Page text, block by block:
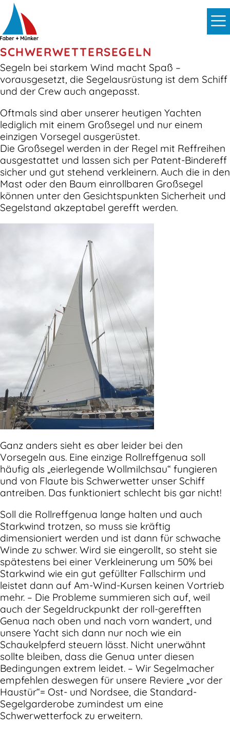
SCHWERWETTERSEGELN
Segeln bei starkem Wind macht Spaß –
vorausgesetzt, die Segelausrüstung ist dem Schiff
und der Crew auch angepasst.
Oftmals sind aber unserer heutigen Yachten
lediglich mit einem Großsegel und nur einem
einzigen Vorsegel ausgerüstet.
Die Großsegel werden in der Regel mit Reffreihen
ausgestattet und lassen sich per Patent-Bindereff
sicher und gut stehend verkleinern. Auch die in den
Mast oder den Baum einrollbaren Großsegel
können unter den Gesichtspunkten Sicherheit und
Segelstand akzeptabel gerefft werden.
Ganz anders sieht es aber leider bei den
Vorsegeln aus. Eine einzige Rollreffgenua soll
häufig als „eierlegende Wollmilchsau“ fungieren
und von Flaute bis Schwerwetter unser Schiff
antreiben. Das funktioniert schlecht bis gar nicht!
Soll die Rollreffgenua lange halten und auch
Starkwind trotzen, so muss sie kräftig
dimensioniert werden und ist dann für schwache
Winde zu schwer. Wird sie eingerollt, so steht sie
spätestens bei einer Verkleinerung um 50% bei
Starkwind wie ein gut gefüllter Fallschirm und
leistet dann auf Am-Wind-Kursen keinen Vortrieb
mehr. – Die Probleme summieren sich auf, weil
auch der Segeldruckpunkt der roll-gerefften
Genua nach oben und nach vorn wandert, und
unsere Yacht sich dann nur noch wie ein
Schaukelpferd steuern lässt. Nicht unerwähnt
sollte bleiben, dass die Genua unter diesen
Bedingungen extrem leidet. – Wir Segelmacher
empfehlen deswegen für unsere Reviere „vor der
Haustür“= Ost- und Nordsee, die Standard-
Segelgarderobe zumindest um eine
Schwerwetterfock zu erweitern.